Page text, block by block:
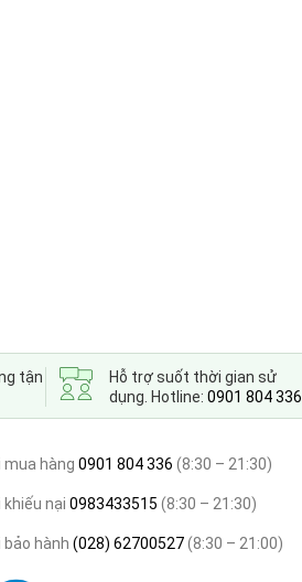
tận
Hỗ trợ suốt thời gian sử
dụng. Hotline: 0901 804 336
mua hàng 0901 804 336 (8:30 – 21:30)
khiếu nại 0983433515 (8:30 – 21:30)
bảo hành (028) 62700527(8:30 – 21:00)